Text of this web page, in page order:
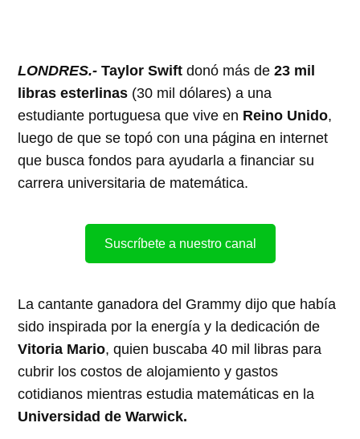
LONDRES.- Taylor Swift donó más de23 mil
libras esterlinas (30 mil dólares) a una
estudiante portuguesa que vive en Reino Unido,
luego de que se topó con una página en internet
que busca fondos para ayudarla a financiar su
carrera universitaria de matemática.
Suscríbete a nuestro canal
La cantante ganadora del Grammy dijo que había
sido inspirada por la energía y la dedicación de
Vitoria Mario, quien buscaba 40 mil libras para
cubrir los costos de alojamiento y gastos
cotidianos mientras estudia matemáticas en la
Universidad de Warwick.